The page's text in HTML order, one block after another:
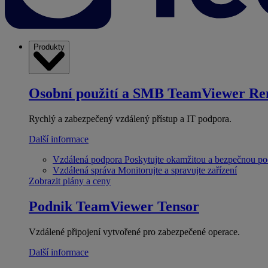
Produkty
Osobní použití a SMB TeamViewer
Rychlý a zabezpečený vzdálený přístup a IT podpora.
Další informace
Vzdálená podpora Poskytujte okamžitou a bezpečnou
Vzdálená správa Monitorujte a spravujte zařízení
Zobrazit plány a ceny
Podnik TeamViewer Tensor
Vzdálené připojení vytvořené pro zabezpečené operace.
Další informace